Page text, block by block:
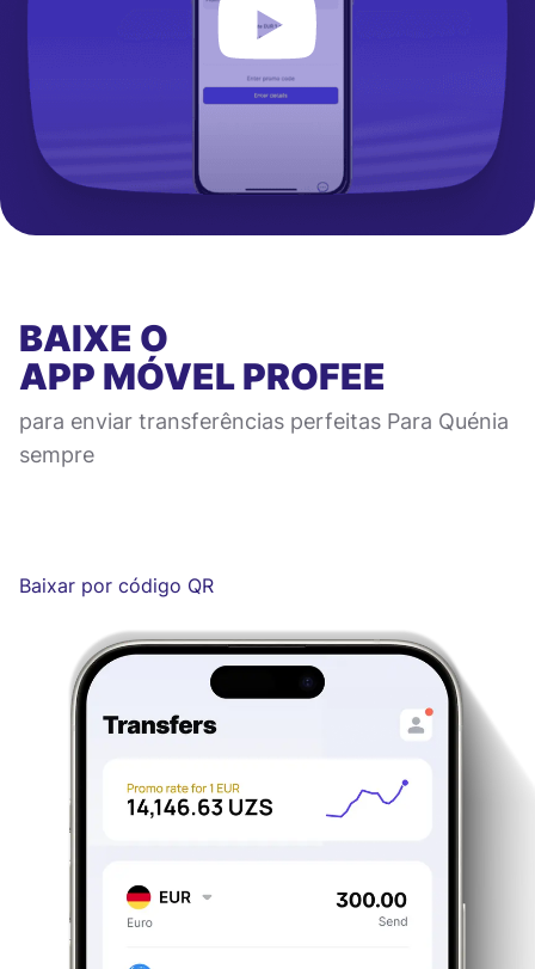
BAIXE O
APP MÓVELPROFEE
para enviar transferências perfeitas Para Quénia
sempre
Baixar por código QR